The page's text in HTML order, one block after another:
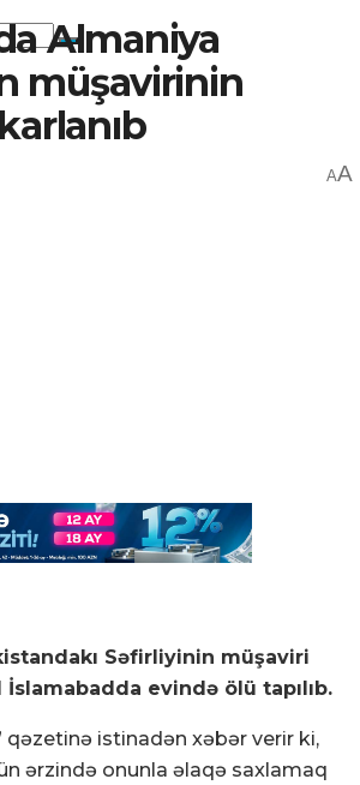
Almaniya
müşavirinin
AA
Səfirliyinin müşaviri
evində ölü tapılıb.
qəzetinə istinadən xəbər verir ki,
ərzində onunla əlaqə saxlamaq